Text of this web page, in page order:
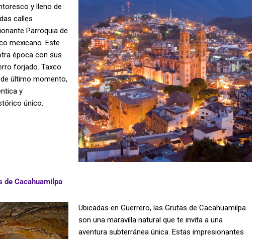
y lleno de
calles
Parroquia de
mexicano. Este
época con sus
forjado. Taxco
último momento,
y
único.
de Cacahuamilpa
Ubicadas en Guerrero, las Grutas de Cacahuamilpa
son una maravilla natural que te invita a una
aventura subterránea única. Estas impresionantes